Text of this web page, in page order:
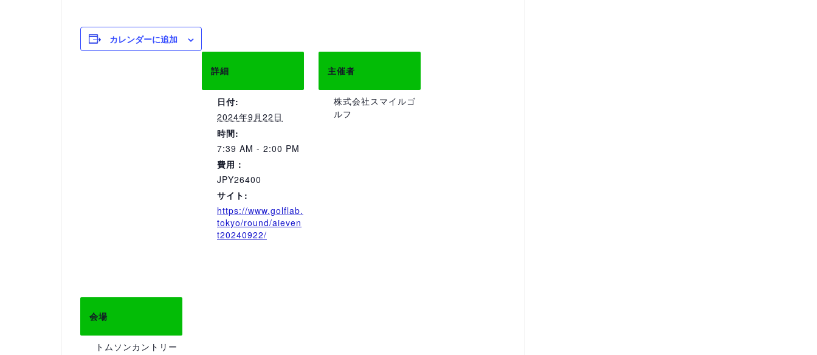
カレンダーに追加
詳細
日付:
2024年9月22日
時間:
7:39 AM - 2:00 PM
費用：
JPY26400
サイト:
https://www.golflab.
tokyo/round/aieven
t20240922/
主催者
株式会社スマイルゴ
ルフ
会場
トムソンカントリー